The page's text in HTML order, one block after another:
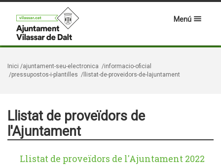
Menú
Inici /ajuntament-seu-electronica /informacio-oficial
/pressupostos-i-plantilles /llistat-de-proveidors-de-lajuntament
Llistat de proveïdors de
l'Ajuntament
Llistat de proveïdors de l'Ajuntament 2022